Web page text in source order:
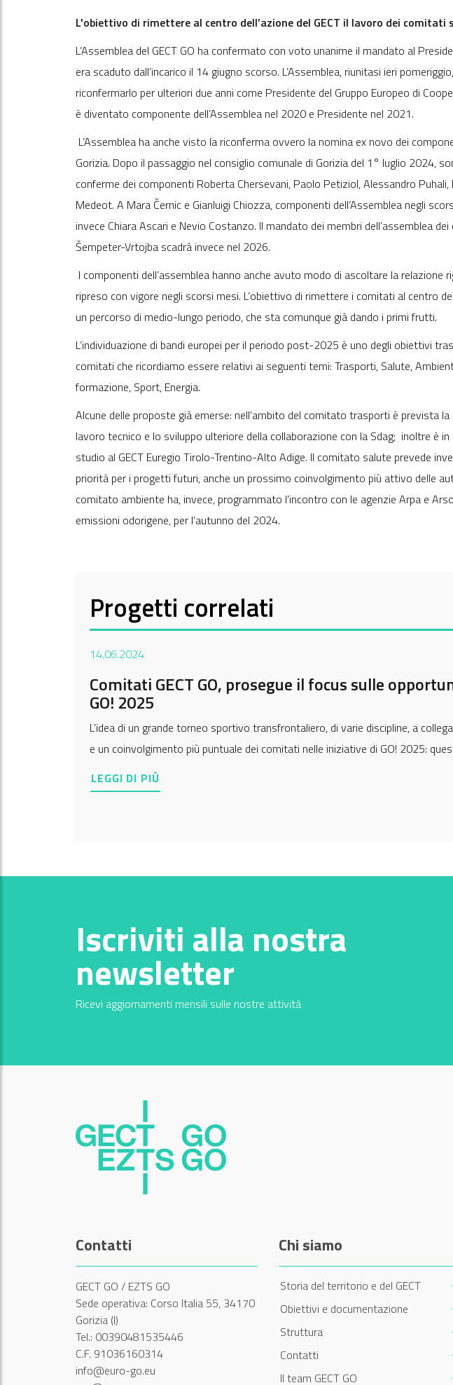
L'obiettivo di rimettere al centro dell’azione del GECT il lavoro dei
L’Assemblea del GECT GO ha confermato con voto unanime il mandato al
era scaduto dall’incarico il 14 giugno scorso. L’Assemblea, riunitasi ieri
riconfermarlo per ulteriori due anni come Presidente del Gruppo Europeo di
è diventato componente dell’Assemblea nel 2020 e Presidente nel 2021.
L’Assemblea ha anche visto la riconferma ovvero la nomina ex novo dei
Gorizia. Dopo il passaggio nel consiglio comunale di Gorizia del 1° luglio 2024,
conferme dei componenti Roberta Chersevani, Paolo Petiziol, Alessandro Puhali,
Medeot. A Mara Černic e Gianluigi Chiozza, componenti dell’Assemblea negli
invece Chiara Ascari e Nevio Costanzo. Il mandato dei membri dell’assemblea
Šempeter-Vrtojba scadrà invece nel 2026.
I componenti dell’assemblea hanno anche avuto modo di ascoltare la relazione
ripreso con vigore negli scorsi mesi. L’obiettivo di rimettere i comitati al centro
un percorso di medio-lungo periodo, che sta comunque già dando i primi frutti.
L’individuazione di bandi europei per il periodo post-2025 è uno degli obiettivi
comitati che ricordiamo essere relativi ai seguenti temi: Trasporti, Salute,
formazione, Sport, Energia.
Alcune delle proposte già emerse: nell’ambito del comitato trasporti è prevista
lavoro tecnico e lo sviluppo ulteriore della collaborazione con la Sdag; inoltre è
studio al GECT Euregio Tirolo-Trentino-Alto Adige. Il comitato salute prevede
priorità per i progetti futuri, anche un prossimo coinvolgimento più attivo delle
comitato ambiente ha, invece, programmato l’incontro con le agenzie Arpa e
emissioni odorigene, per l’autunno del 2024.
Progetti correlati
14.06.2024
Comitati GECT GO, prosegue il focus sulle
GO! 2025
L’idea di un grande torneo sportivo transfrontaliero, di varie discipline, a
e un coinvolgimento più puntuale dei comitati nelle iniziative di GO! 2025:
LEGGI DI PIÙ
Iscriviti alla nostra
newsletter
Ricevi aggiornamenti mensili sulle nostre attività
Contatti
GECT GO / EZTS GO
Sede operativa: Corso Italia 55, 34170
Gorizia (I)
Tel.: 00390481535446
C.F. 91036160314
info@euro-go.eu
Chi siamo
Storia del territorio e del GECT
Obiettivi e documentazione
Struttura
Contatti
Il team GECT GO